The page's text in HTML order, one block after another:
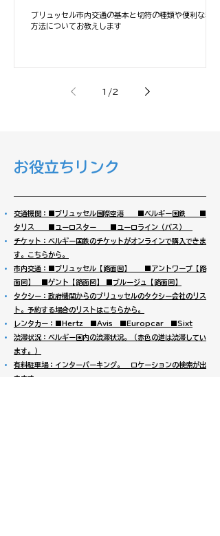
ブリュッセル市内交通の基本と切符の種類や便利な利用
方法についてお教えします
1 /2
お役立ちリンク
交通機関：■ブリュッセル国際空港 ■ベルギー国鉄 ■
タリス ■ユーロスター ■ユーロライン（バス）
チケット：ベルギー国鉄のチケットがオンラインで購入できま
す。こちらから。
市内交通：■ブリュッセル【路面図】 ■アントワープ【路
面図】 ■ゲント【路面図】 ■ブルージュ【路面図】
タクシー：政府機関からのブリュッセルのタクシー会社のリス
ト。予約する場合のリストはこちらから。
レンタカー：■Hertz ■Avis ■Europcar ■Sixt
渋滞状況：ベルギー国内の渋滞状況。（赤色の道は渋滞してい
ます。）
有料駐車場：インターパーキング。 ロケーションの検索が出
来ます。